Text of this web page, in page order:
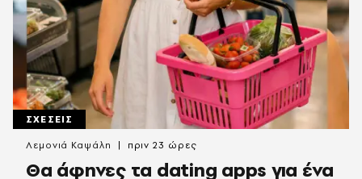
ΣΧΕΣΕΙΣ
Θα άφηνες τα dating apps για ένα
Λεμονιά Καψάλη πριν 23 ώρες